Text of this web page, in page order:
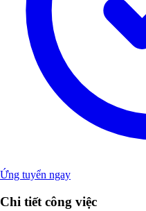
Ứng tuyển ngay
Chi tiết công việc